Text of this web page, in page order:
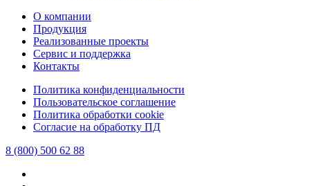
О компании
Продукция
Реализованные проекты
Сервис и поддержка
Контакты
Политика конфиденциальности
Пользовательское соглашение
Политика обработки cookie
Согласие на обработку ПД
8 (800) 500 62 88